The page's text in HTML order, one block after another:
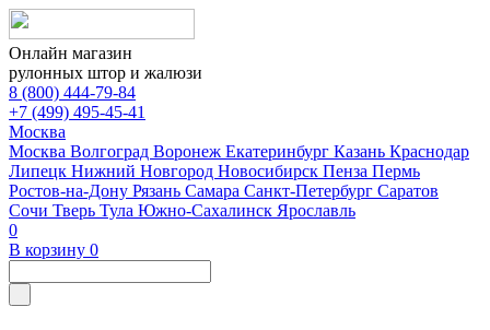
Онлайн магазин
рулонных штор и жалюзи
8 (800) 444-79-84
+7 (499) 495-45-41
Москва
Москва Волгоград Воронеж Екатеринбург Казань Краснодар
Липецк Нижний Новгород Новосибирск Пенза Пермь
Ростов-на-Дону Рязань Самара Санкт-Петербург Саратов
Сочи Тверь Тула Южно-Сахалинск Ярославль
0
В корзину 0